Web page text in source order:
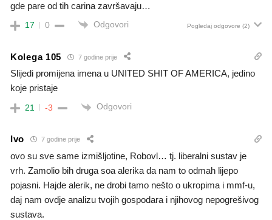
gde pare od tih carina završavaju…
17 0 Odgovori Pogledaj odgovore (2)
Kolega 105 7 godine prije
Slijedi promijena imena u UNITED SHIT OF AMERICA, jedino
koje pristaje
21 -3 Odgovori
Ivo 7 godine prije
ovo su sve same izmišljotine, Robovl… tj. liberalni sustav je
vrh. Zamolio bih druga soa alerika da nam to odmah lijepo
pojasni. Hajde alerik, ne drobi tamo nešto o ukropima i mmf-u,
daj nam ovdje analizu tvojih gospodara i njihovog nepogrešivog
sustava.